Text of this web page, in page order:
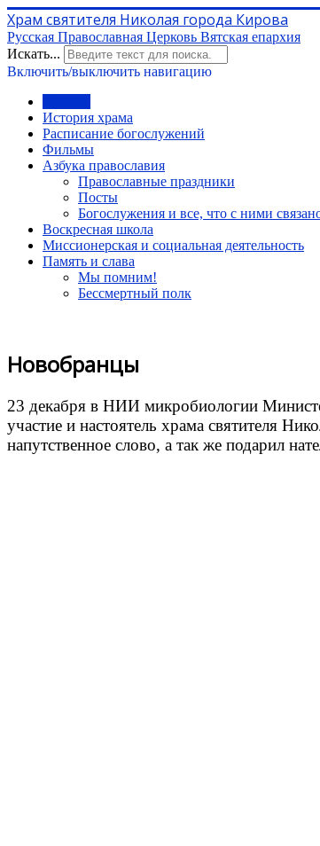
Храм святителя Николая города Кирова
Русская Православная Церковь Вятская епархия
Искать...
Включить/выключить навигацию
История храма
Расписание богослужений
Фильмы
Азбука православия
Православные праздники
Посты
Богослужения и все, что с ними
Воскресная школа
Миссионерская и социальная деятельность
Память и слава
Мы помним!
Бессмертный полк
Новобранцы
23 декабря в НИИ микробиологии
участие и настоятель храма святителя
напутственное слово, а так же подарил